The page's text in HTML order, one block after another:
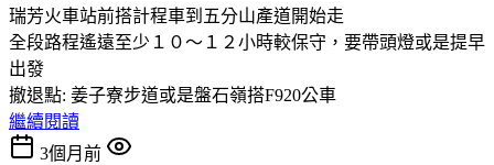
瑞芳火車站前搭計程車到五分山產道開始走
全段路程遙遠至少１０～１２小時較保守，要帶頭燈或是提早
出發
撤退點: 姜子寮步道或是盤石嶺搭F920公車
繼續閱讀
3個月前